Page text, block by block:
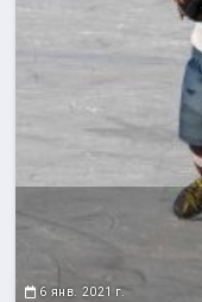
6 янв. 2021 г.